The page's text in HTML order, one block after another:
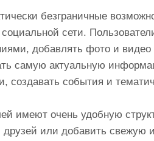
безграничные
сети.
добавлять фото и
самую актуальную
создавать события и
имеют очень удобную
друзей или добавить свежую